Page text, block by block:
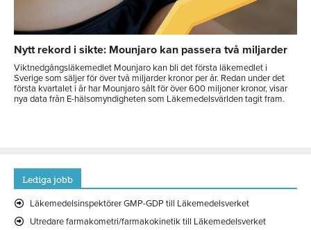
Nytt rekord i sikte: Mounjaro kan passera två miljarder
Viktnedgångsläkemedlet Mounjaro kan bli det första läkemedlet i
Sverige som säljer för över två miljarder kronor per år. Redan under det
första kvartalet i år har Mounjaro sålt för över 600 miljoner kronor, visar
nya data från E-hälsomyndigheten som Läkemedelsvärlden tagit fram.
Lediga jobb
Läkemedelsinspektörer GMP-GDP till Läkemedelsverket
Utredare farmakometri/farmakokinetik till Läkemedelsverket